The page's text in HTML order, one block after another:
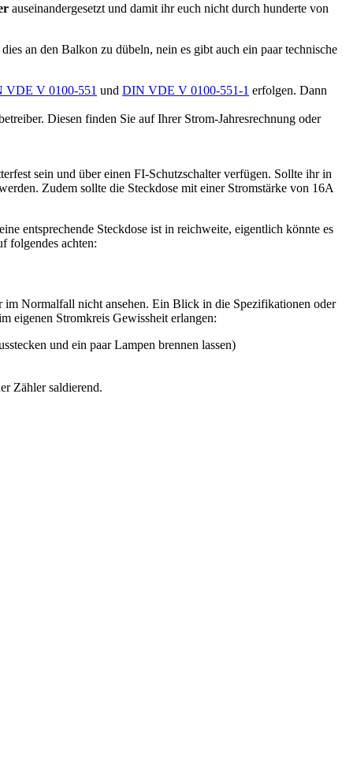
auseinandergesetzt und damit ihr euch nicht durch hunderte von
an den Balkon zu dübeln, nein es gibt auch ein paar technische
VDE V 0100-551 und DIN VDE V 0100-551-1 erfolgen. Dann
Diesen finden Sie auf Ihrer Strom-Jahresrechnung oder
sein und über einen FI-Schutzschalter verfügen. Sollte ihr in
Zudem sollte die Steckdose mit einer Stromstärke von 16A
entsprechende Steckdose ist in reichweite, eigentlich könnte es
folgendes achten:
im Normalfall nicht ansehen. Ein Blick in die Spezifikationen oder
eigenen Stromkreis Gewissheit erlangen:
und ein paar Lampen brennen lassen)
Zähler saldierend.